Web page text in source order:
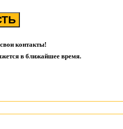
контакты!
в ближайшее время.